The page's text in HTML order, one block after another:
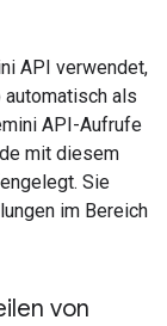
API verwendet,
als
API-Aufrufe
mit diesem
Sie
im Bereich
von